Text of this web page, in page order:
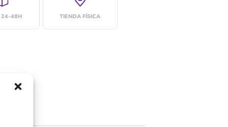
24-48H TIENDA FÍSICA